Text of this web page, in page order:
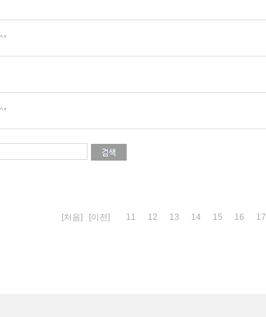
[처음] [이전] 11 12 13 14 15 16 17